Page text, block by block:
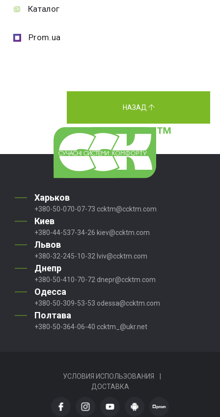
Каталог
Prom.ua
НАЗАД
Харьков
+380-50-070-07-73 ccktm@ccktm.com
Киев
+380-44-537-34-26 kiev@ccktm.com
Львов
+380-32-245-10-32 lviv@ccktm.com
Днепр
+380-50-410-70-72 dnepr@ccktm.com
Одесса
+380-50-309-53-53 odessa@ccktm.com
Полтава
+380-50-364-06-40 ccktm_@ukr.net
УСЛОВИЯ ИСПОЛЬЗОВАНИЯ
ДОСТАВКА